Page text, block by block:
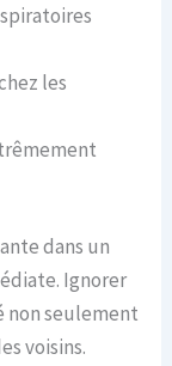
les
dans un
Ignorer
non seulement
voisins.